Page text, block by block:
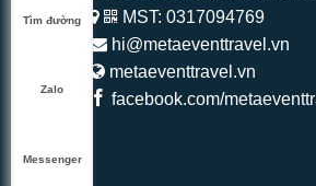
MST: 0317094769
hi@metaeventtravel.vn
metaeventtravel.vn
facebook.com/
Tìm đường
Zalo
Messenger